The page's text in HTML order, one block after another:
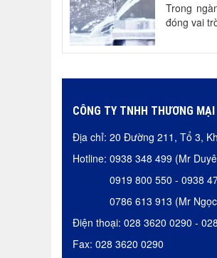
Trong
đóng vai
CÔNG TY TNHH THƯƠNG
Địa chỉ: 20 Đường 211, Tổ 3,
Hotline: 0938 348 499 (Mr
0919 800 550 - 0938
0786 613 913 (Mr
Điện thoại: 028 3620 0290 -
Fax: 028 3620 0290